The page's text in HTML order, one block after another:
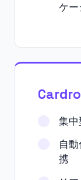
ケー
集中
自
携